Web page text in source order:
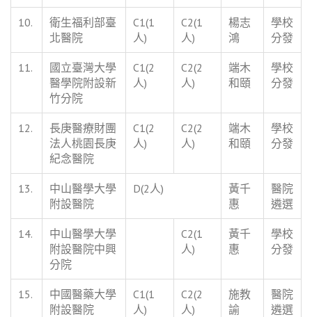
10.
衛生福利部臺
北醫院
C1(1
人)
C2(1
人)
楊志
鴻
學校
分發
11.
國立臺灣大學
醫學院附設新
竹分院
C1(2
人)
C2(2
人)
端木
和頤
學校
分發
12.
長庚醫療財團
法人桃園長庚
紀念醫院
C1(2
人)
C2(2
人)
端木
和頤
學校
分發
13.
中山醫學大學
附設醫院
D(2人)
黃千
惠
醫院
遴選
14.
中山醫學大學
附設醫院中興
分院
C2(1
人)
黃千
惠
學校
分發
15.
中國醫藥大學
附設醫院
C1(1
人)
C2(2
人)
施教
諭
醫院
遴選